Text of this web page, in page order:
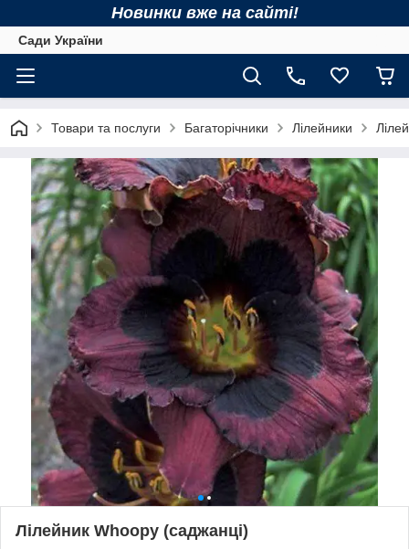
Новинки вже на сайті!
Сади України
Товари та послуги Багаторічники Лілейники
Лілейник Whoopy (саджанці)